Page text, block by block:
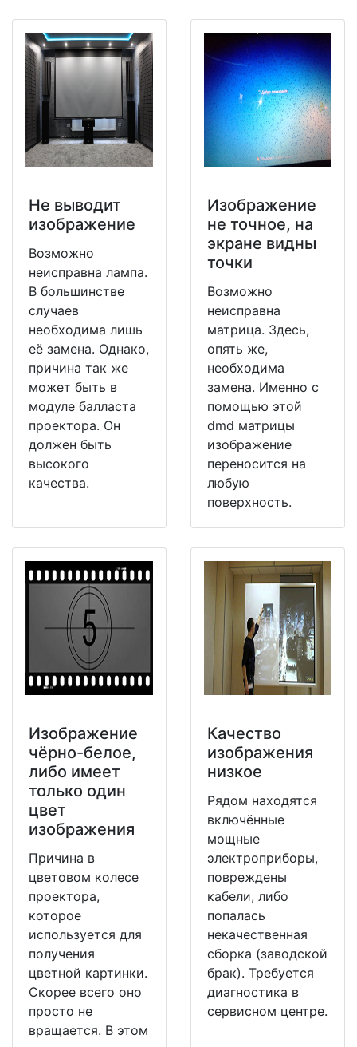
Не выводит
изображение
Возможно
неисправна лампа.
В большинстве
случаев
необходима лишь
её замена. Однако,
причина так же
может быть в
модуле балласта
проектора. Он
должен быть
высокого
качества.
Изображение
не точное, на
экране видны
точки
Возможно
неисправна
матрица. Здесь,
опять же,
необходима
замена. Именно с
помощью этой
dmd матрицы
изображение
переносится на
любую
поверхность.
Изображение
чёрно-белое,
либо имеет
только один
цвет
изображения
Причина в
цветовом колесе
проектора,
которое
используется для
получения
цветной картинки.
Скорее всего оно
просто не
вращается. В этом
Качество
изображения
низкое
Рядом находятся
включённые
мощные
электроприборы,
повреждены
кабели, либо
попалась
некачественная
сборка (заводской
брак). Требуется
диагностика в
сервисном центре.